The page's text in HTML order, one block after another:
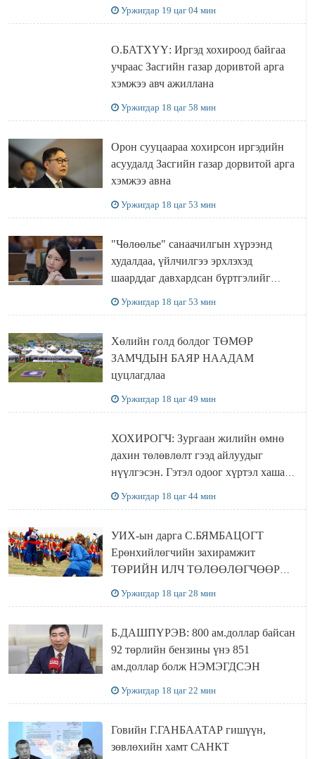
Уржигдар 19 цаг 04 мин
О.БАТХҮҮ: Иргэд хохироод байгаа
учраас Засгийн газар доривтой арга
хэмжээ авч ажиллана
Уржигдар 18 цаг 58 мин
Орон сууцаараа хохирсон иргэдийн
асуудалд Засгийн газар дорвитой арга
хэмжээ авна
Уржигдар 18 цаг 53 мин
"Чөлөөлье" санаачилгын хүрээнд
худалдаа, үйлчилгээ эрхлэхэд
шаарддаг давхардсан бүртгэлийг
хүчингүй болгох тогтоолын төслийг
баталлаа
Уржигдар 18 цаг 53 мин
Хөлийн голд болдог ТӨМӨР
ЗАМЧДЫН БАЯР НААДАМ
цуцлагдлаа
Уржигдар 18 цаг 49 мин
ХОХИРОГЧ: Зургаан жилийн өмнө
дахин төлөвлөлт гээд айлуудыг
нүүлгэсэн. Гэтэл одоог хүртэл хашаа
байшин ч байхгүй, орон сууц ч
байхгүй хаана амьдрахаа мэдэхгүй явж
Уржигдар 18 цаг 44 мин
УИХ-ын дарга С.БЯМБАЦОГТ
Ерөнхийлөгчийн захирамжит
ТӨРИЙН ИЛЧ ТӨЛӨӨЛӨГЧӨӨР
Сутай хайрханы тахилгад оролцжээ
Уржигдар 18 цаг 28 мин
Б.ДАШПҮРЭВ: 800 ам.доллар байсан
92 төрлийн бензины үнэ 851
ам.доллар болж НЭМЭГДСЭН
Уржигдар 18 цаг 22 мин
Говийн Г.ГАНБААТАР гишүүн,
зөвлөхийн хамт САНКТ